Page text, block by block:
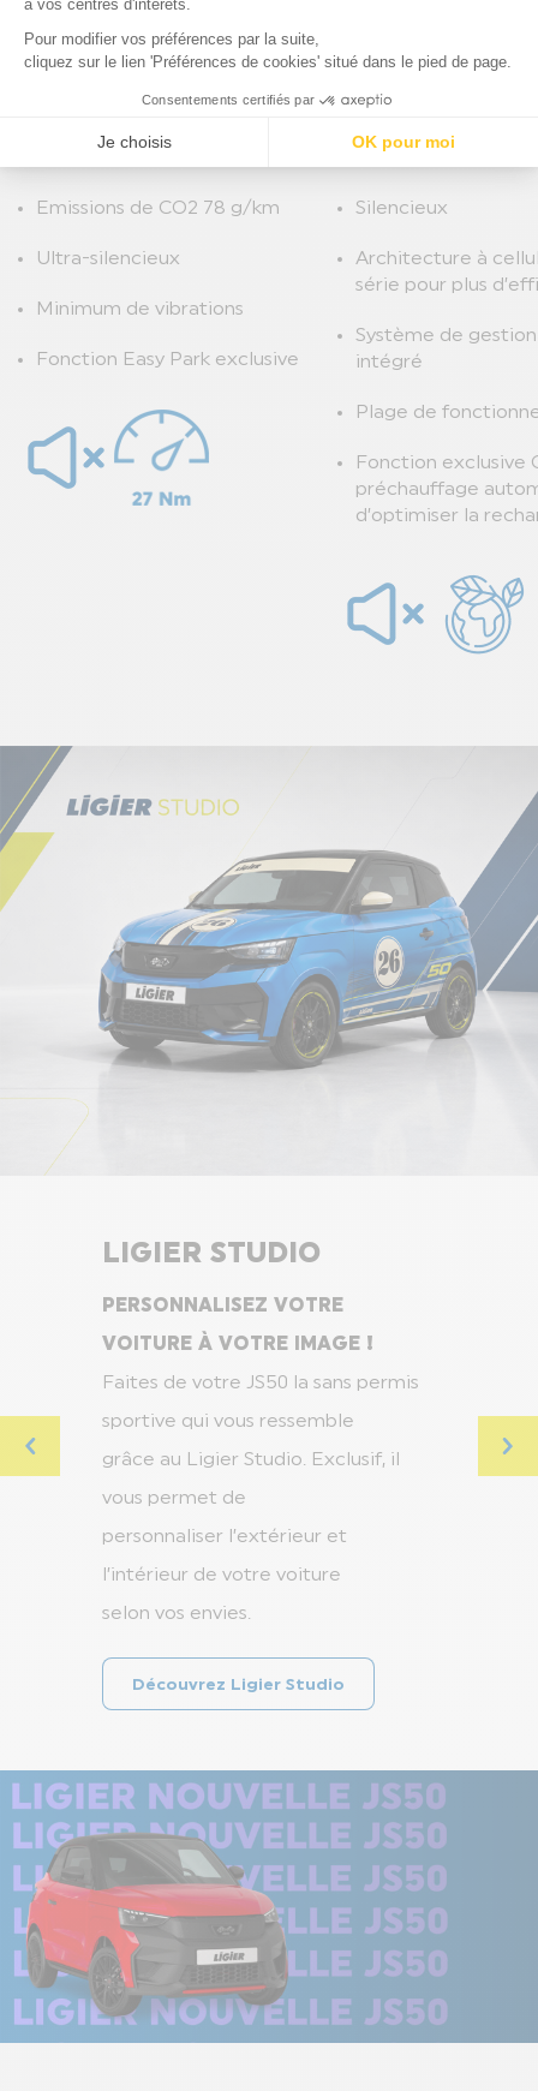
Couple 27 Nm de 2000 à 2700
tr/min
Emissions de CO2 78 g/km
Ultra-silencieux
Minimum de vibrations
Fonction Easy Park exclusive
Mode éco
Recharge sur :
renforcée (3,7 kW),
publiques (22 kW).
Silencieux
Architecture à
série pour plus
Système de
intégré
Plage de
Fonction exclusive
préchauffage
d’optimiser la
LIGIER STUDIO
PERSONNALISEZ VOTRE
VOITURE À VOTRE IMAGE !
Faites de votre JS50 la sans permis
sportive qui vous ressemble
grâce au Ligier Studio. Exclusif, il
vous permet de
personnaliser l’extérieur et
l’intérieur de votre voiture
selon vos envies.
Découvrez Ligier Studio